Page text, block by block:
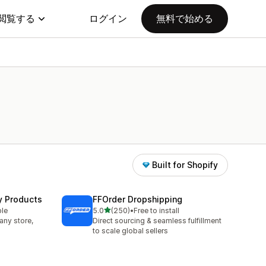
覧する ログイン 無料で始める
Built for Shopify
Products
store,
FFOrder Dropshipping
5.05つ星中
(250)
合計レビュー数：250件
•Free to install
Direct sourcing & seamless fulfillment
to scale global sellers